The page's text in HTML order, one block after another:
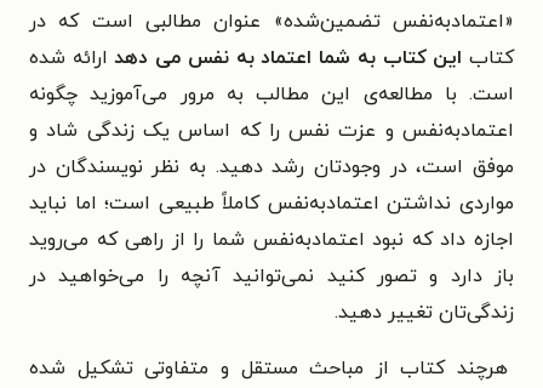
«اعتمادبه‌نفس تضمین‌شده» عنوان مطالبی است که در
کتاب این کتاب به شما اعتماد به نفس می دهدارائه شده
است. با مطالعه‌ی این مطالب به مرور می‌آموزید چگونه
اعتمادبه‌نفس و عزت نفس را که اساس یک زندگی شاد و
موفق است، در وجودتان رشد دهید. به نظر نویسندگان در
مواردی نداشتن اعتمادبه‌نفس کاملاً طبیعی است؛ اما نباید
اجازه داد که نبود اعتمادبه‌نفس شما را از راهی که می‌روید
باز دارد و تصور کنید نمی‌توانید آنچه را می‌خواهید در
زندگی‌تان تغییر دهید.
هرچند کتاب از مباحث مستقل و متفاوتی تشکیل شده